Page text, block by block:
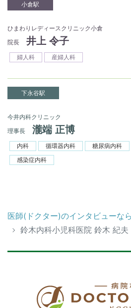
小倉駅
ひまわりレディースクリニック小倉
院長
井上 令子
婦人科 産婦人科
下永谷駅
今井内科クリニック
理事長
瀧端 正博
内科 循環器内科 糖尿病内科
感染症内科
医師(ドクター)のインタビューな
鈴木内科小児科医院 鈴木 紀